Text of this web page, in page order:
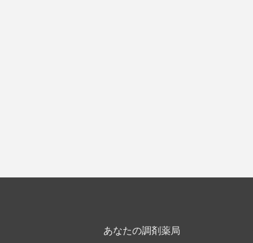
あなたの調剤薬局